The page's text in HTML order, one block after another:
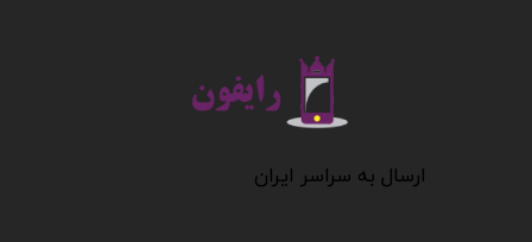
​​​​​​ارسال به سراسر ایران